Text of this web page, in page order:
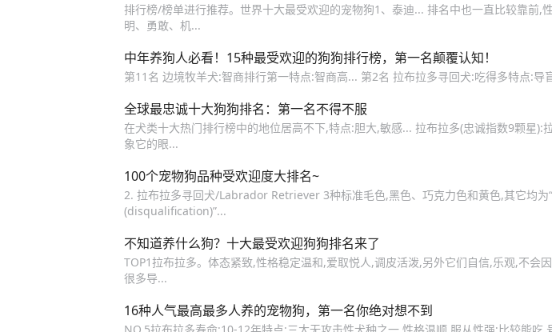
排行榜/榜单进行推荐。世界十大最受欢迎的宠物狗1、泰迪... 排名中也一直比较靠前,
明、勇敢、机...
中年养狗人必看！15种最受欢迎的狗狗排行榜，第一名颠覆认知！
第‬11名‬ 边境牧羊犬:智商排行‬第一‬特点‬:智商高... 第‬2名‬ 拉布拉多寻回犬:吃得多‬特点‬:导
全球最忠诚十大狗狗排名：第一名不得不服
在犬类十大热门排行榜中的地位居高不下,特点:胆大,敏感... 拉布拉多(忠诚指数9颗星):
象它的眼...
100个宠物狗品种受欢迎度大排名~
2. 拉布拉多寻回犬/Labrador Retriever 3种标准毛色,黑色、巧克力色和黄色,其它均为
(disqualification)”...
不知道养什么狗？十大最受欢迎狗狗排名来了
TOP1拉布拉多。体态紧致,性格稳定温和,爱取悦人,调皮活泼,另外它们自信,乐观,不会
很多导...
16种人气最高最多人养的宠物狗，第一名你绝对想不到
NO.5拉布拉多寿命:10-12年特点:三大无攻击性犬种之一,性格温顺,服从性强;比较能吃,